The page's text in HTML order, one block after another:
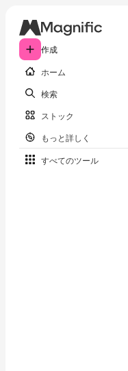
作成
ホーム
検索
ストック
もっと詳しく
すべてのツール